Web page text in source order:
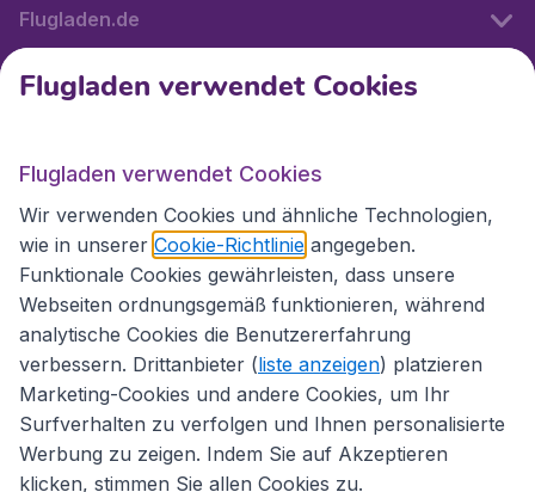
Flugladen.de
Internationale Webseiten
Folgen Sie uns:
Flugladen verwendet Cookies
Flugladen verwendet Cookies
Wir verwenden Cookies und ähnliche Technologien,
wie in unserer Cookie-Richtlinie angegeben.
Funktionale Cookies gewährleisten, dass unsere
Webseiten ordnungsgemäß funktionieren, während
analytische Cookies die Benutzererfahrung
verbessern. Drittanbieter (liste anzeigen) platzieren
Marketing-Cookies und andere Cookies, um Ihr
Surfverhalten zu verfolgen und Ihnen personalisierte
Werbung zu zeigen. Indem Sie auf Akzeptieren
klicken, stimmen Sie allen Cookies zu.